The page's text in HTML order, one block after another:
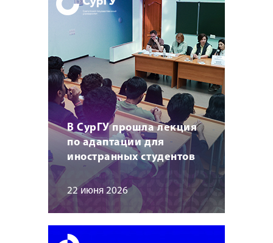
В СурГУ прошла лекция
по адаптации для
иностранных студентов
22 июня 2026